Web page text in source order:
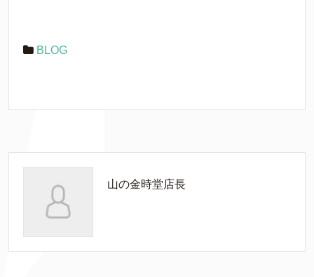
BLOG
山の金時堂店長